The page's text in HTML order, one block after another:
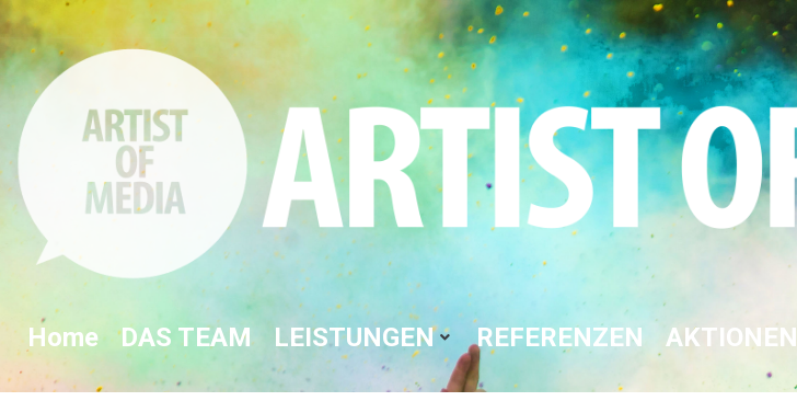
Home DAS TEAM LEISTUNGEN REFERENZEN AKTIONEN